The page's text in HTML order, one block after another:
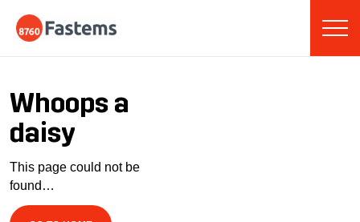
content
Whoops a
daisy
This page could not be
found…